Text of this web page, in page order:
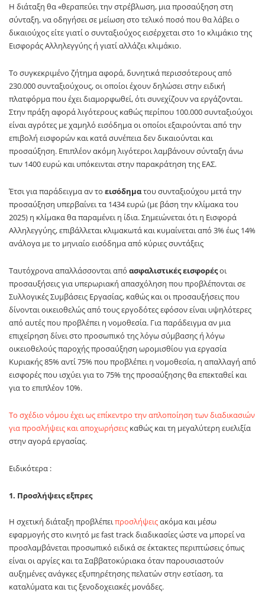
Η διάταξη θα «θεραπεύει την στρέβλωση, μια προσαύξηση στη
σύνταξη, να οδηγήσει σε μείωση στο τελικό ποσό που θα λάβει ο
δικαιούχος είτε γιατί ο συνταξιούχος εισέρχεται στο 1ο κλιμάκιο της
Εισφοράς Αλληλεγγύης ή γιατί αλλάζει κλιμάκιο.
Το συγκεκριμένο ζήτημα αφορά, δυνητικά περισσότερους από
230.000 συνταξιούχους, οι οποίοι έχουν δηλώσει στην ειδική
πλατφόρμα που έχει διαμορφωθεί, ότι συνεχίζουν να εργάζονται.
Στην πράξη αφορά λιγότερους καθώς περίπου 100.000 συνταξιούχοι
είναι αγρότες με χαμηλό εισόδημα οι οποίοι εξαιρούνται από την
επιβολή εισφορών και κατά συνέπεια δεν δικαιούνται και
προσαύξηση. Επιπλέον ακόμη λιγότεροι λαμβάνουν σύνταξη άνω
των 1400 ευρώ και υπόκεινται στην παρακράτηση της ΕΑΣ.
Έτσι για παράδειγμα αν το εισόδηματου συνταξιούχου μετά την
προσαύξηση υπερβαίνει τα 1434 ευρώ (με βάση την κλίμακα του
2025) η κλίμακα θα παραμένει η ίδια. Σημειώνεται ότι η Εισφορά
Αλληλεγγύης, επιβάλλεται κλιμακωτά και κυμαίνεται από 3% έως 14%
ανάλογα με το μηνιαίο εισόδημα από κύριες συντάξεις
Ταυτόχρονα απαλλάσσονται από ασφαλιστικές εισφορέςοι
προσαυξήσεις για υπερωριακή απασχόληση που προβλέπονται σε
Συλλογικές Συμβάσεις Εργασίας, καθώς και οι προσαυξήσεις που
δίνονται οικειοθελώς από τους εργοδότες εφόσον είναι υψηλότερες
από αυτές που προβλέπει η νομοθεσία. Για παράδειγμα αν μια
επιχείρηση δίνει στο προσωπικό της λόγω σύμβασης ή λόγω
οικειοθελούς παροχής προσαύξηση ωρομισθίου για εργασία
Κυριακής 85% αντί 75% που προβλέπει η νομοθεσία, η απαλλαγή από
εισφορές που ισχύει για το 75% της προσαύξησης θα επεκταθεί και
για το επιπλέον 10%.
Το σχέδιο νόμου έχει ως επίκεντρο την απλοποίηση των διαδικασιών
για προσλήψεις και αποχωρήσεις καθώς και τη μεγαλύτερη ευελιξία
στην αγορά εργασίας.
Ειδικότερα :
1. Προσλήψεις εξπρες
Η σχετική διάταξη προβλέπειπροσλήψειςακόμα και μέσω
εφαρμογής στο κινητό με fast track διαδικασίες ώστε να μπορεί να
προσλαμβάνεται προσωπικό ειδικά σε έκτακτες περιπτώσεις όπως
είναι οι αργίες και τα Σαββατοκύριακα όταν παρουσιαστούν
αυξημένες ανάγκες εξυπηρέτησης πελατών στην εστίαση, τα
καταλύματα και τις ξενοδοχειακές μονάδες.